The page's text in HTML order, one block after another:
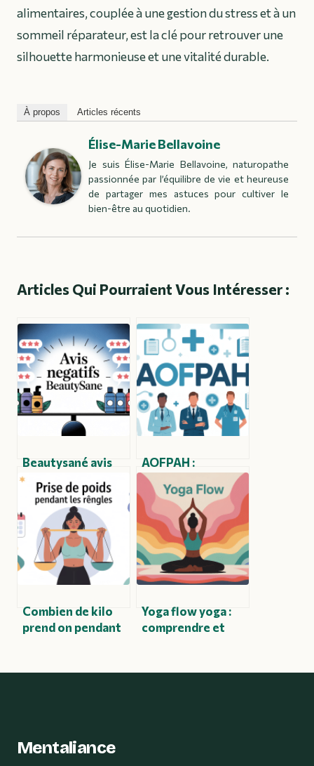
alimentaires, couplée à une gestion du stress et à un
sommeil réparateur, est la clé pour retrouver une
silhouette harmonieuse et une vitalité durable.
À propos Articles récents
Élise-Marie Bellavoine
Je suis Élise-Marie Bellavoine, naturopathe
passionnée par l’équilibre de vie et heureuse
de partager mes astuces pour cultiver le
bien-être au quotidien.
Articles Qui Pourraient Vous Intéresser :
Beautysané avis
négatifs : ce que
disent vraiment
les utilisateurs
AOFPAH :
comprendre ce
que recouvre ce
sigle, ses enjeux et
ses applications
Combien de kilo
prend on pendant
agir
Yoga flow yoga :
comprendre et
fluide et moderne
Mentaliance